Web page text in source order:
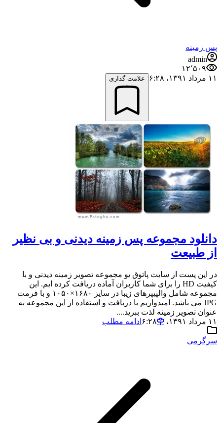
پس زمینه
admin
۱۲٬۵۰۹
۱۱ مرداد ۱۳۹۱،‏ ۶:۲۸
علامت گذاری
دانلود مجموعه پس زمینه دیدنی و بی نظیر
از طبیعت
در این پست از سایت پاتوق یو مجموعه تصویر زمینه دیدنی و با
کیفیت HD را برای شما کاربران آماده دریافت کرده ایم. این
مجموعه شامل والپیپرهای زیبا در سایز ۱۶۸۰×۱۰۵۰ و با فرمت
JPG می باشد. امیدواریم با دریافت و استفاده از این مجموعه به
عنوان تصویر زمینه لذت ببرید....
۱۱ مرداد ۱۳۹۱،‏ ۶:۲۸
ادامه مطلب
سرگرمی